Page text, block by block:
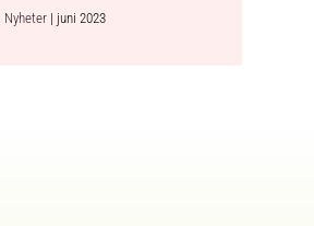
Nyheter| juni 2023